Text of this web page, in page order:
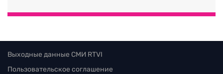
Выходные данные СМИ RTVI
Пользовательское соглашение